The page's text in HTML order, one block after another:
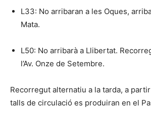
L33: No arribaran a les Oques,
Mata.
L50: No arribarà a Llibertat.
l’Av. Onze de Setembre.
Recorregut alternatiu a la tarda, a
talls de circulació es produiran en el